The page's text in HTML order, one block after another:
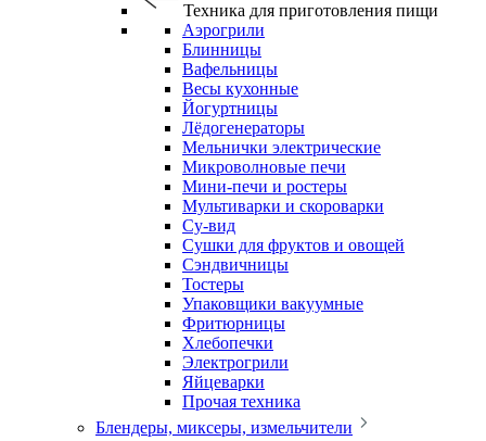
Техника для приготовления пищи
Аэрогрили
Блинницы
Вафельницы
Весы кухонные
Йогуртницы
Лёдогенераторы
Мельнички электрические
Микроволновые печи
Мини-печи и ростеры
Мультиварки и скороварки
Су-вид
Сушки для фруктов и овощей
Сэндвичницы
Тостеры
Упаковщики вакуумные
Фритюрницы
Хлебопечки
Электрогрили
Яйцеварки
Прочая техника
Блендеры, миксеры, измельчители